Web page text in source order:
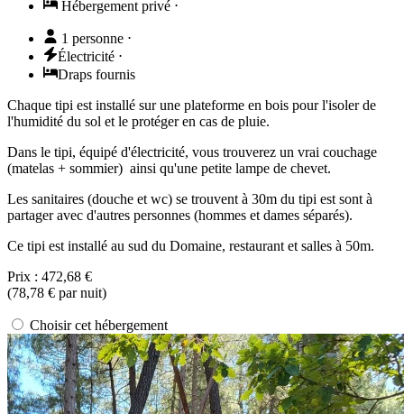
Hébergement privé ⋅
1 personne ⋅
Électricité ⋅
Draps fournis
Chaque tipi est installé sur une plateforme en bois pour l'isoler de
l'humidité du sol et le protéger en cas de pluie.
Dans le tipi, équipé d'électricité, vous trouverez un vrai couchage
(matelas + sommier) ainsi qu'une petite lampe de chevet.
Les sanitaires (douche et wc) se trouvent à 30m du tipi est sont à
partager avec d'autres personnes (hommes et dames séparés).
Ce tipi est installé au sud du Domaine, restaurant et salles à 50m.
Prix : 472,68 €
(78,78 € par nuit)
Choisir cet hébergement